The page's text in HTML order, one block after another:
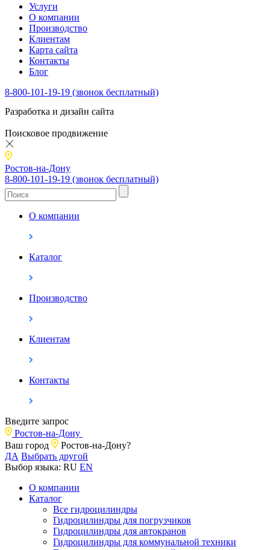
Услуги
О компании
Производство
Клиентам
Карта сайта
Контакты
Блог
8-800-101-19-19 (звонок бесплатный)
Разработка и дизайн сайта
Поисковое продвижение
Ростов-на-Дону
8-800-101-19-19 (звонок бесплатный)
О компании
Каталог
Производство
Клиентам
Контакты
Введите запрос
Ростов-на-Дону
Ваш город
Ростов-на-Дону?
ДА Выбрать другой
Выбор языка: RU EN
О компании
Каталог
Все гидроцилиндры
Гидроцилиндры для погрузчиков
Гидроцилиндры для автокранов
Гидроцилиндры для коммунальной техники